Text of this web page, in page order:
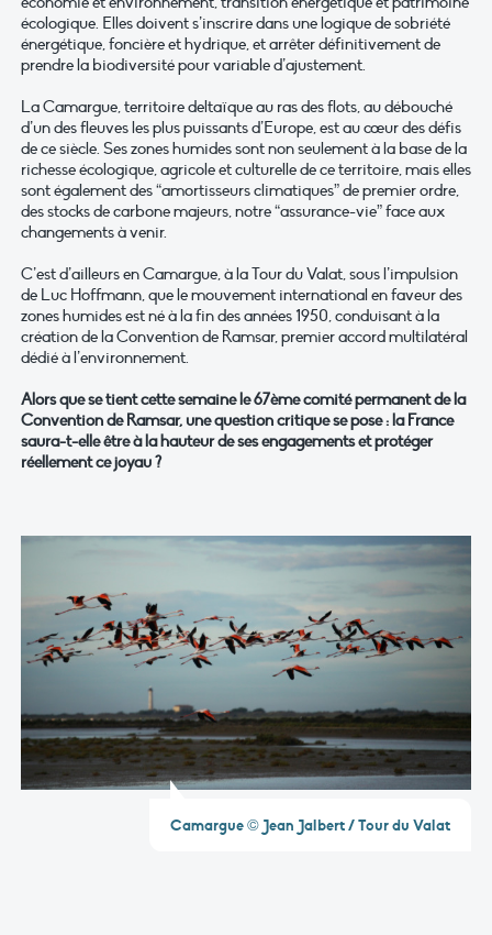
écologique. Elles doivent s’inscrire dans une logique de sobriété
énergétique, foncière et hydrique, et arrêter définitivement de
prendre la biodiversité pour variable d’ajustement.
La Camargue, territoire deltaïque au ras des flots, au débouché
d’un des fleuves les plus puissants d’Europe, est au cœur des défis
de ce siècle. Ses zones humides sont non seulement à la base de la
richesse écologique, agricole et culturelle de ce territoire, mais elles
sont également des “amortisseurs climatiques” de premier ordre,
des stocks de carbone majeurs, notre “assurance-vie” face aux
changements à venir.
C’est d’ailleurs en Camargue, à la Tour du Valat, sous l’impulsion
de Luc Hoffmann, que le mouvement international en faveur des
zones humides est né à la fin des années 1950, conduisant à la
création de la Convention de Ramsar, premier accord multilatéral
dédié à l’environnement.
Alors que se tient cette semaine le 67ème comité permanent de la
Convention de Ramsar, une question critique se pose : la France
saura-t-elle être à la hauteur de ses engagements et protéger
réellement ce joyau ?
Camargue © Jean Jalbert / Tour du Valat